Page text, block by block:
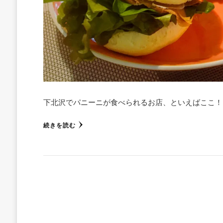
下北沢でパニーニが食べられるお店、といえばここ
続きを読む